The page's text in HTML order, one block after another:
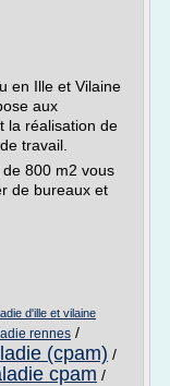
en Ille et Vilaine
aux
la réalisation de
travail.
800 m2 vous
de bureaux et
d'ille et vilaine
rennes /
(cpam) /
cpam /